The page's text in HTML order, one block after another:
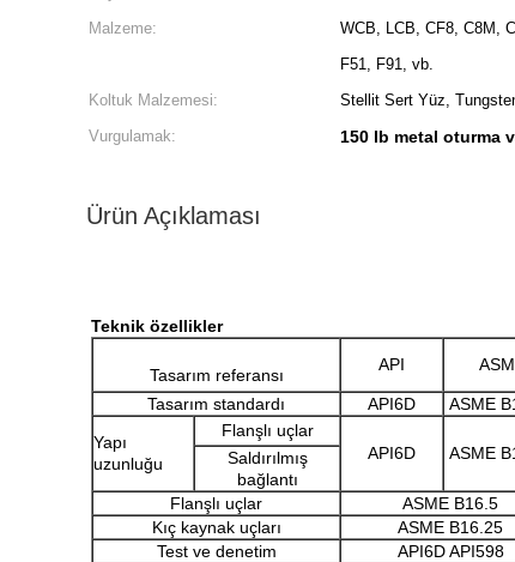
Malzeme:
WCB, LCB, CF8, C8M,
F51, F91, vb.
Koltuk Malzemesi: Stellit Sert Yüz,
Vurgulamak:
150 lb metal oturma
Ürün Açıklaması
Teknik özellikler
Tasarım referansı
API
Tasarım standardı API6D
ASME
Yapı
uzunluğu
Flanşlı uçlar
API6D
ASME
Saldırılmış
bağlantı
Flanşlı uçlar
ASME B16.5
Kıç kaynak uçları
ASME B16.25
Test ve denetim
API6D API598